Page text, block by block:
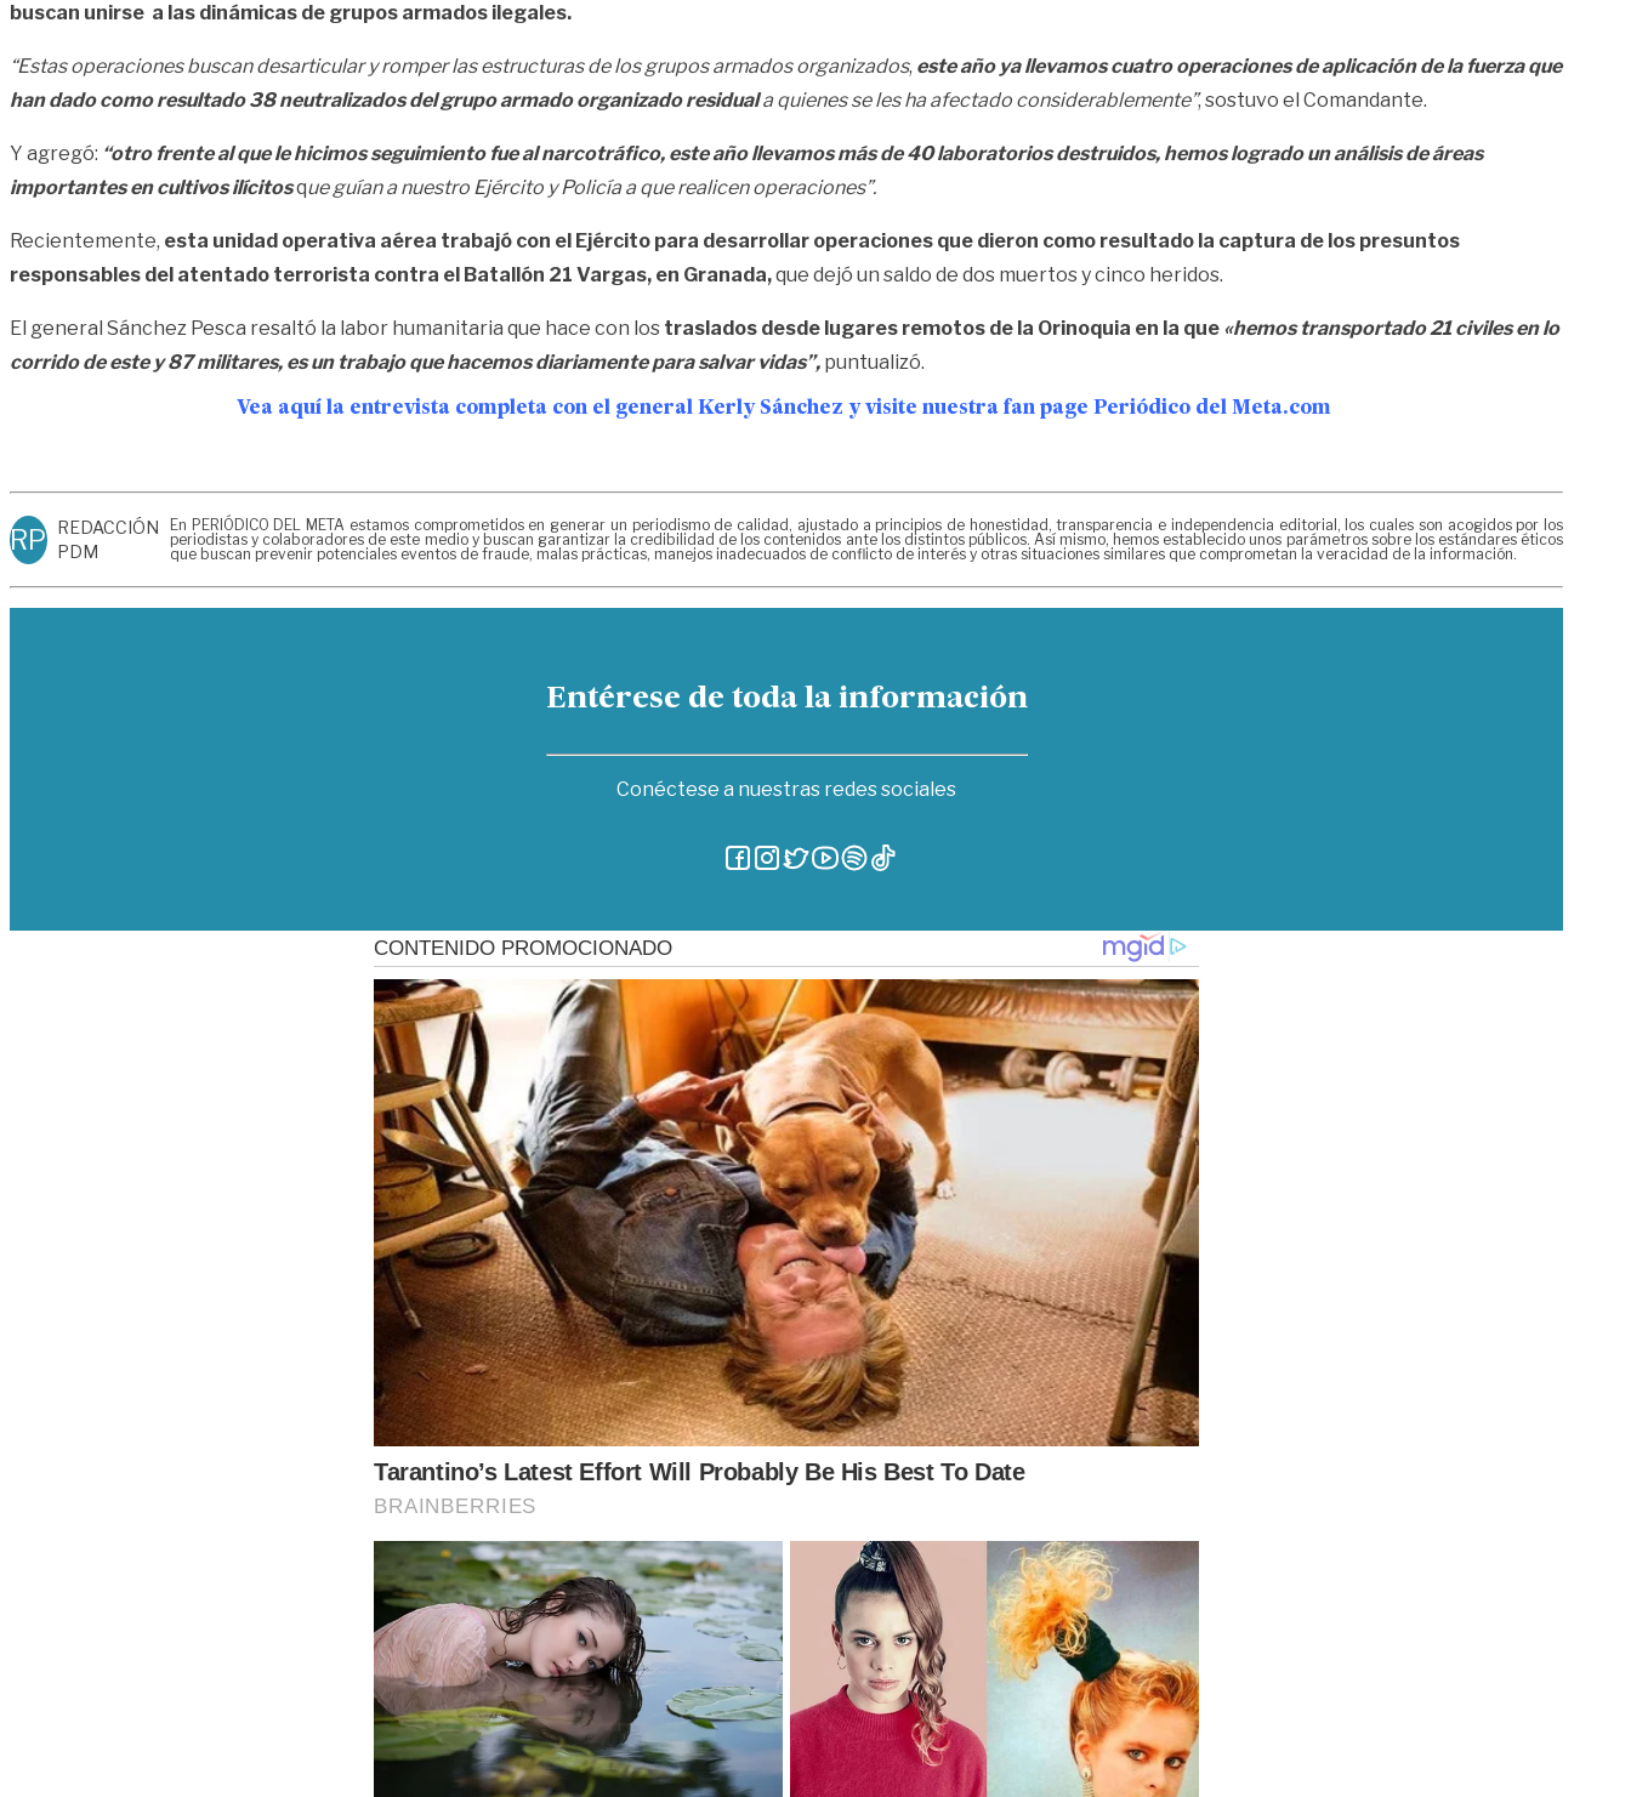
buscan unirse a las dinámicas de grupos armados ilegales.
“Estas operaciones buscan desarticular y romper las estructuras de los grupos armados organizados, este año ya llevamos cuatro operaciones de aplicación de la fuerza que
han dado como resultado 38 neutralizados del grupo armado organizado residual a quienes se les ha afectado considerablemente”, sostuvo el Comandante.
Y agregó: “otro frente al que le hicimos seguimiento fue al narcotráfico, este año llevamos más de 40 laboratorios destruidos, hemos logrado un análisis de áreas
importantes en cultivos ilícitosque guían a nuestro Ejército y Policía a que realicen operaciones”.
Recientemente, esta unidad operativa aérea trabajó con el Ejército para desarrollar operaciones que dieron como resultado la captura de los presuntos
responsables del atentado terrorista contra el Batallón 21 Vargas, en Granada,que dejó un saldo de dos muertos y cinco heridos.
El general Sánchez Pesca resaltó la labor humanitaria que hace con los traslados desde lugares remotos de la Orinoquia en la que «hemos transportado 21 civiles en lo
corrido de este y 87 militares, es un trabajo que hacemos diariamente para salvar vidas”, puntualizó.
Vea aquí la entrevista completa con el general Kerly Sánchez y visite nuestra fan page Periódico del Meta.com
RP REDACCIÓN
PDM
En PERIÓDICO DEL META estamos comprometidos en generar un periodismo de calidad, ajustado a principios de honestidad, transparencia e independencia editorial, los cuales son acogidos por los
periodistas y colaboradores de este medio y buscan garantizar la credibilidad de los contenidos ante los distintos públicos. Así mismo, hemos establecido unos parámetros sobre los estándares éticos
que buscan prevenir potenciales eventos de fraude, malas prácticas, manejos inadecuados de conflicto de interés y otras situaciones similares que comprometan la veracidad de la información.
Entérese de toda la información
Conéctese a nuestras redes sociales